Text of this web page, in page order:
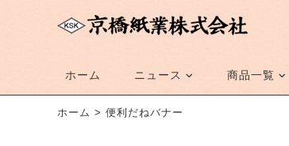
ホーム ニュース 商品一覧
ホーム > 便利だねバナー